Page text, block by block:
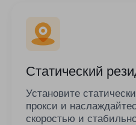
Статический
Установите
прокси и
скоростью и